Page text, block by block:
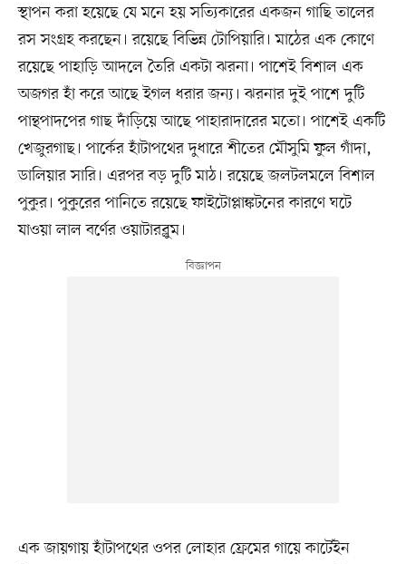
স্থাপন করা হয়েছে যে মনে হয় সত্যিকারের একজন গাছি তালের
রস সংগ্রহ করছেন। রয়েছে বিভিন্ন টোপিয়ারি। মাঠের এক কোণে
রয়েছে পাহাড়ি আদলে তৈরি একটা ঝরনা। পাশেই বিশাল এক
অজগর হাঁ করে আছে ইগল ধরার জন্য। ঝরনার দুই পাশে দুটি
পান্থপাদপের গাছ দাঁড়িয়ে আছে পাহারাদারের মতো। পাশেই একটি
খেজুরগাছ। পার্কের হাঁটাপথের দুধারে শীতের মৌসুমি ফুল গাঁদা,
ডালিয়ার সারি। এরপর বড় দুটি মাঠ। রয়েছে জলটলমলে বিশাল
পুকুর। পুকুরের পানিতে রয়েছে ফাইটোপ্লাঙ্কটনের কারণে ঘটে
যাওয়া লাল বর্ণের ওয়াটারব্লুম।
এক জায়গায় হাঁটাপথের ওপর লোহার ফ্রেমের গায়ে কার্টেইন